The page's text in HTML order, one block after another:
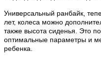
Универсальный ранбайк,
лет, колеса можно
также высота сиденья. Это
оптимальные параметры и
ребенка.